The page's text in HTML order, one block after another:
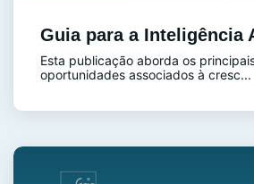
Guia para a Inteligência
Esta publicação aborda os
oportunidades associados à cresc...